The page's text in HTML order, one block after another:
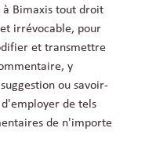
Bimaxis tout droit
irrévocable, pour
et transmettre
y
ou savoir-
de tels
de n'importe